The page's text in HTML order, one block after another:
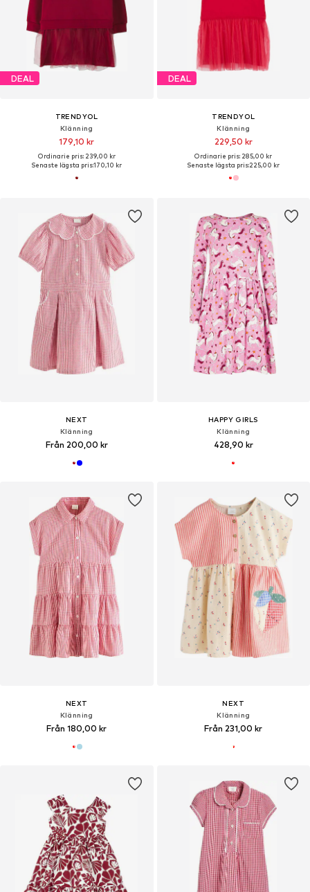
DEAL
TRENDYOL
Klänning
179,10 kr
Ordinarie pris: 239,00 kr
Senaste lägsta pris:170,10 kr
DEAL
TRENDYOL
Klänning
229,50 kr
Ordinarie pris: 285,00 kr
Senaste lägsta pris:225,00 kr
NEXT
Klänning
Från 200,00 kr
HAPPY GIRLS
Klänning
428,90 kr
NEXT
Klänning
Från 180,00 kr
NEXT
Klänning
Från 231,00 kr